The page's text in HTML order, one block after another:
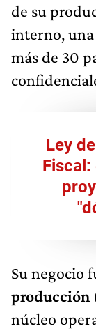
de su
interno,
más de 30
Ley
Fiscal:
Su negocio
producción
núcleo